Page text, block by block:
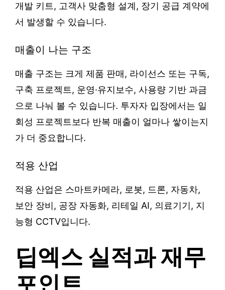
개발 키트, 고객사 맞춤형 설계, 장기 공급 계약에
서 발생할 수 있습니다.
매출이 나는 구조
매출 구조는 크게 제품 판매, 라이선스 또는 구독,
구축 프로젝트, 운영·유지보수, 사용량 기반 과금
으로 나눠 볼 수 있습니다. 투자자 입장에서는 일
회성 프로젝트보다 반복 매출이 얼마나 쌓이는지
가 더 중요합니다.
적용 산업
적용 산업은 스마트카메라, 로봇, 드론, 자동차,
보안 장비, 공장 자동화, 리테일 AI, 의료기기, 지
능형 CCTV입니다.
딥엑스 실적과 재무
포인트